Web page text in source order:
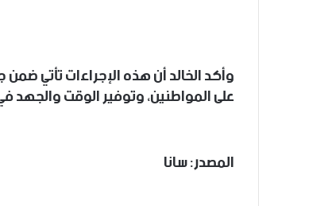
وأكد الخالد أن هذه الإجراءات تأتي ضمن
على المواطنين، وتوفير الوقت
المصدر: سانا